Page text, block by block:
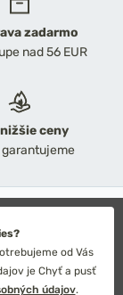
zadarmo
nad 56 EUR
ceny
od Vás
je Chyť a pusť
údajov.